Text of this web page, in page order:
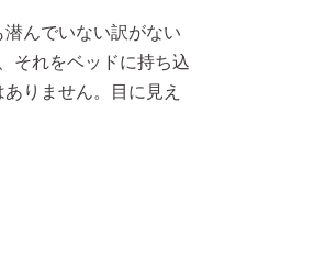
んでいない訳がない
それをベッドに持ち込
りません。目に見え